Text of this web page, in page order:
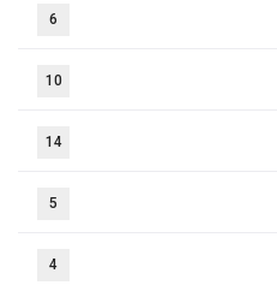
6
10
14
5
4